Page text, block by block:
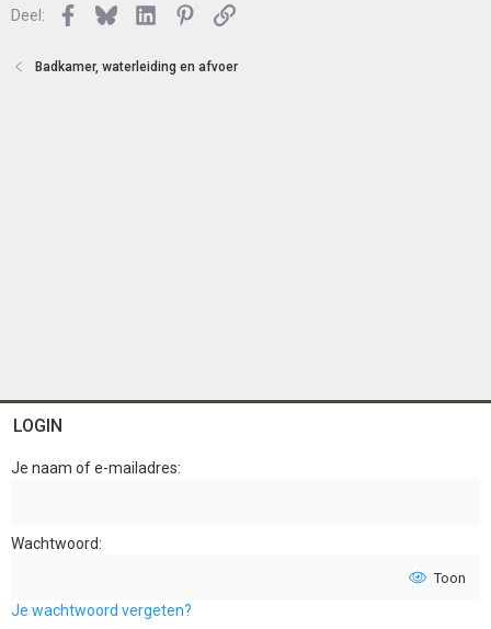
Deel: Facebook
BlueskyLinkedInPinterest
Link
Badkamer, waterleiding en afvoer
LOGIN
Je naam of e-mailadres
Wachtwoord
Toon
Je wachtwoord vergeten?